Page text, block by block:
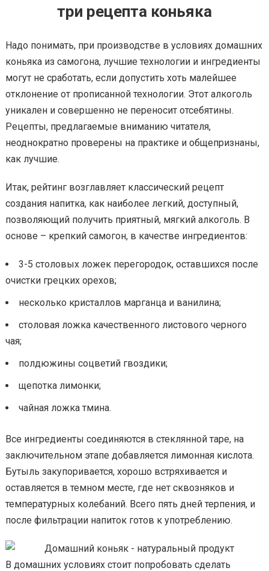
три рецепта коньяка
Надо понимать, при производстве в условиях домашних
коньяка из самогона, лучшие технологии и ингредиенты
могут не сработать, если допустить хоть малейшее
отклонение от прописанной технологии. Этот алкоголь
уникален и совершенно не переносит отсебятины.
Рецепты, предлагаемые вниманию читателя,
неоднократно проверены на практике и общепризнаны,
как лучшие.
Итак, рейтинг возглавляет классический рецепт
создания напитка, как наиболее легкий, доступный,
позволяющий получить приятный, мягкий алкоголь. В
основе – крепкий самогон, в качестве ингредиентов:
3-5 столовых ложек перегородок, оставшихся после
очистки грецких орехов;
несколько кристаллов марганца и ванилина;
столовая ложка качественного листового черного
чая;
полдюжины соцветий гвоздики;
щепотка лимонки;
чайная ложка тмина.
Все ингредиенты соединяются в стеклянной таре, на
заключительном этапе добавляется лимонная кислота.
Бутыль закупоривается, хорошо встряхивается и
оставляется в темном месте, где нет сквозняков и
температурных колебаний. Всего пять дней терпения, и
после фильтрации напиток готов к употреблению.
В домашних условиях стоит попробовать сделать